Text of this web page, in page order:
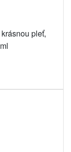
pleť,